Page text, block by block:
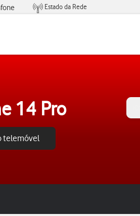
Estado da Rede
14 Pro
telemóvel